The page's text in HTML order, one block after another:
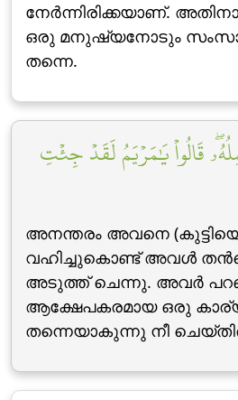
നേര്‍ന്നിരിക്കയാണ്.
ഒരു മനുഷ്യനോടും
തന്നെ.
قَالُواْ يَٰمَرۡيَمُ لَقَدۡ جِئۡتِ
അനന്തരം അവനെ
വഹിച്ചുകൊണ്ട് അവള്‍
അടുത്ത് ചെന്നു. അവര്‍
ആക്ഷേപകരമായ ഒരു
തന്നെയാകുന്നു നീ